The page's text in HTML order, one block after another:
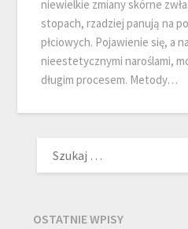
niewielkie zmiany skórne
stopach, rzadziej panują na
płciowych. Pojawienie się, a
nieestetycznymi naroślami,
długim procesem. Metody…
OSTATNIE WPISY